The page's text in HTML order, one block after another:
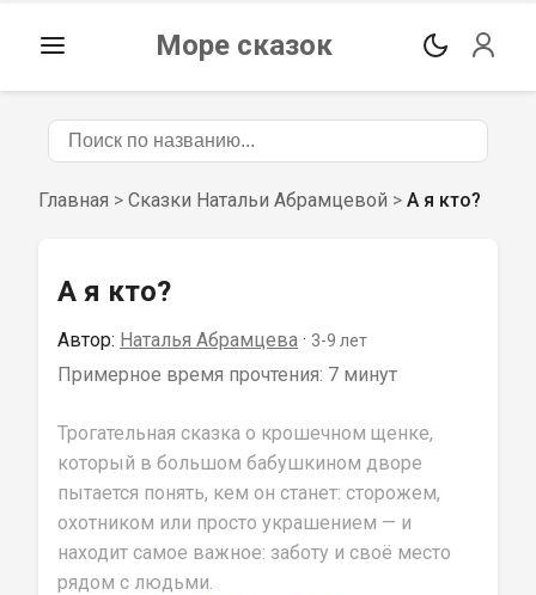
Море сказок
Главная > Сказки Натальи Абрамцевой > А я кто?
А я кто?
Автор: Наталья Абрамцева · 3-9 лет
Примерное время прочтения: 7 минут
Трогательная сказка о крошечном щенке,
который в большом бабушкином дворе
пытается понять, кем он станет: сторожем,
охотником или просто украшением — и
находит самое важное: заботу и своё место
рядом с людьми.